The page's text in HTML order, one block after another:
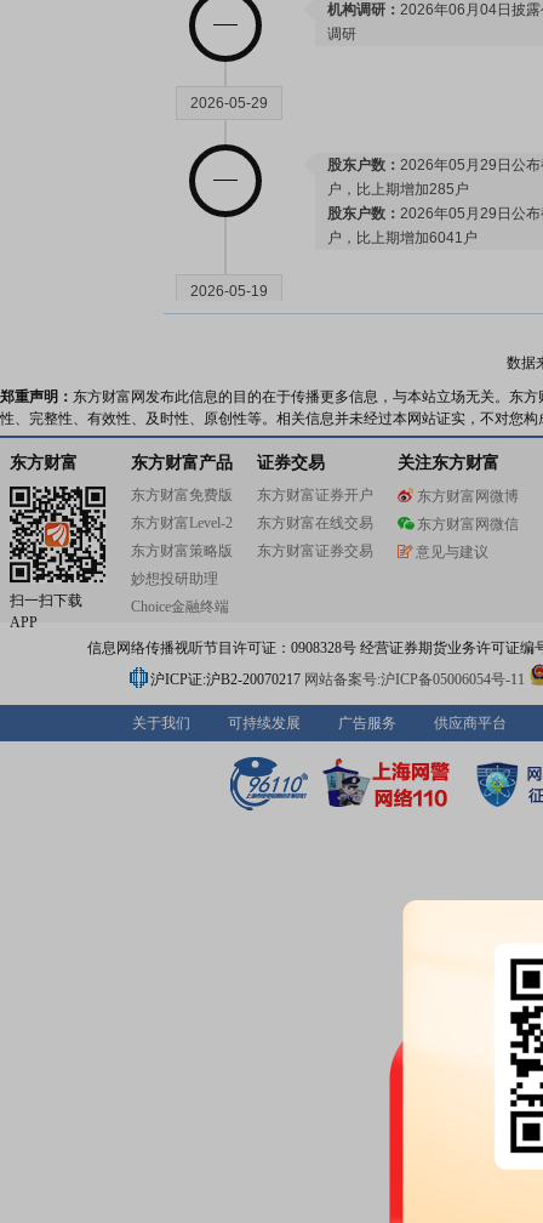
机构调研： 2026年06月04日披
调研
2026-05-29
股东户数： 2026年05月29日公
户，比上期增加285户
股东户数： 2026年05月29日公
户，比上期增加6041户
2026-05-19
2026年05月19日发布《
于2026-05-18召开
2026-05-12
2026年05月12日披
调研
2026-05-08
《
于贵州振华新材料股份有限公司
2025年年报归属净
数据
郑重声明： 东方财富网发布此信息的目的在于传播更多信息，与本站立场无关。东
性、完整性、有效性、及时性、原创性等。相关信息并未经过本网站证实，不对您
东方财富
扫一扫下载
APP
东方财富产品
东方财富免费版
东方财富Level-2
东方财富策略版
妙想投研助理
Choice金融终端
证券交易
东方财富证券开户
东方财富在线交易
东方财富证券交易
关注东方财富
东方财富网微博
东方财富网微信
意见与建议
信息网络传播视听节目许可证：0908328号 经营证券期货业务许可证编
沪ICP证:沪B2-20070217 网站备案号:沪ICP备05006054号-11
关于我们 可持续发展 广告服务 供应商平台